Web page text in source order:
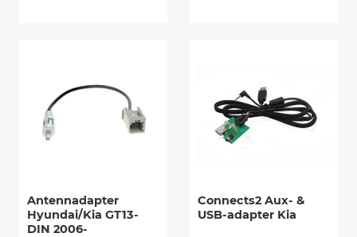
Antennadapter
Hyundai/Kia GT13-
DIN 2006-
Connects2 Aux- &
USB-adapter Kia